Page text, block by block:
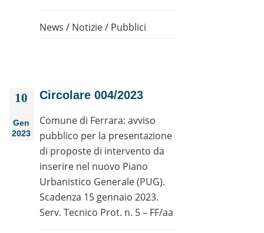
News / Notizie/ Pubblici
10
Gen
2023
Circolare 004/2023
Comune di Ferrara: avviso
pubblico per la presentazione
di proposte di intervento da
inserire nel nuovo Piano
Urbanistico Generale (PUG).
Scadenza 15 gennaio 2023.
Serv. Tecnico Prot. n. 5 – FF/aa